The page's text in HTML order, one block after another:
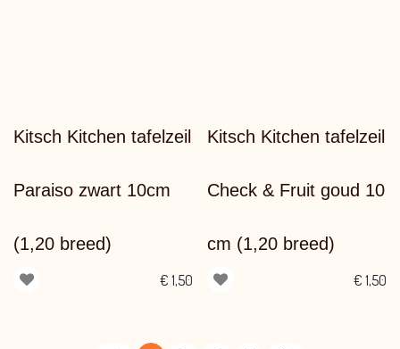
Kitsch Kitchen tafelzeil
Paraiso zwart 10cm
(1,20 breed)
€ 1,50
Kitsch Kitchen tafelzeil
Check & Fruit goud 10
cm (1,20 breed)
€ 1,50